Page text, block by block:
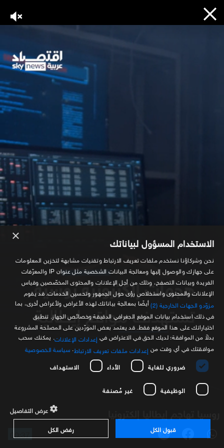
00:37
× الاستخدام المسؤول لبياناتك
نحن وشركاؤنا نستخدم ملفات تعريف الارتباط وتقنيات مشابهة لتخزين المعلومات
على جهازك والوصول إليها ومعالجة البيانات الشخصية مثل عنوان IP والمعرّفات
الفريدة وبيانات التصفح، وذلك من أجل الإعلانات والمحتوى المخصّصين وقياس
الإعلانات والمحتوى واستخلاص رؤى حول الجمهور وتحسين الخدمات. قد يقوم
مزوّدو الجهات الخارجية (2)
أيضًا بمعالجة بياناتك لهذه الأغراض ولأغراض أخرى، بما
في ذلك استخدام بيانات الموقع الجغرافي الدقيقة وخصائص الجهاز. تنطبق
اختياراتك على هذا الموقع فقط. قد يعتمد بعض المورّدين على المصلحة المشروعة
بدلاً من الموافقة؛ لديك الحق في الاعتراض في إعدادات الإعلانات . يمكنك سحب
موافقتك في أي وقت من إعدادات ملفات تعريف الارتباط سياسة الخصوصية
ضروري للغاية
الأداء الاستهداف
الوظيفية غير مُصنفة
عرض التفاصيل
قبول الكل
رفض الكل